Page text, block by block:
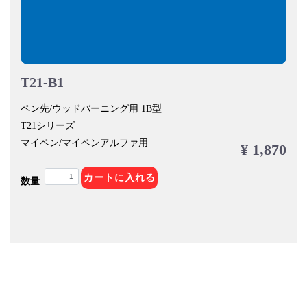
T21-B1
ペン先/ウッドバーニング用 1B型
T21シリーズ
マイペン/マイペンアルファ用
¥ 1,870
数量 カートに入れる